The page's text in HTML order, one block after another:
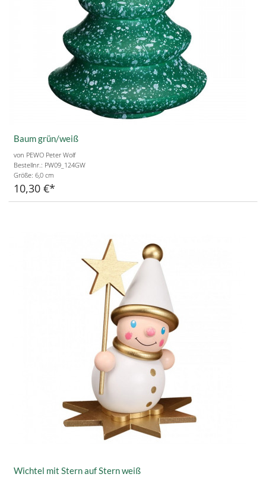
Baum grün/weiß
von PEWO Peter Wolf
Bestellnr.: PW09_124GW
Größe: 6,0 cm
10,30 €
Wichtel mit Stern auf Stern weiß